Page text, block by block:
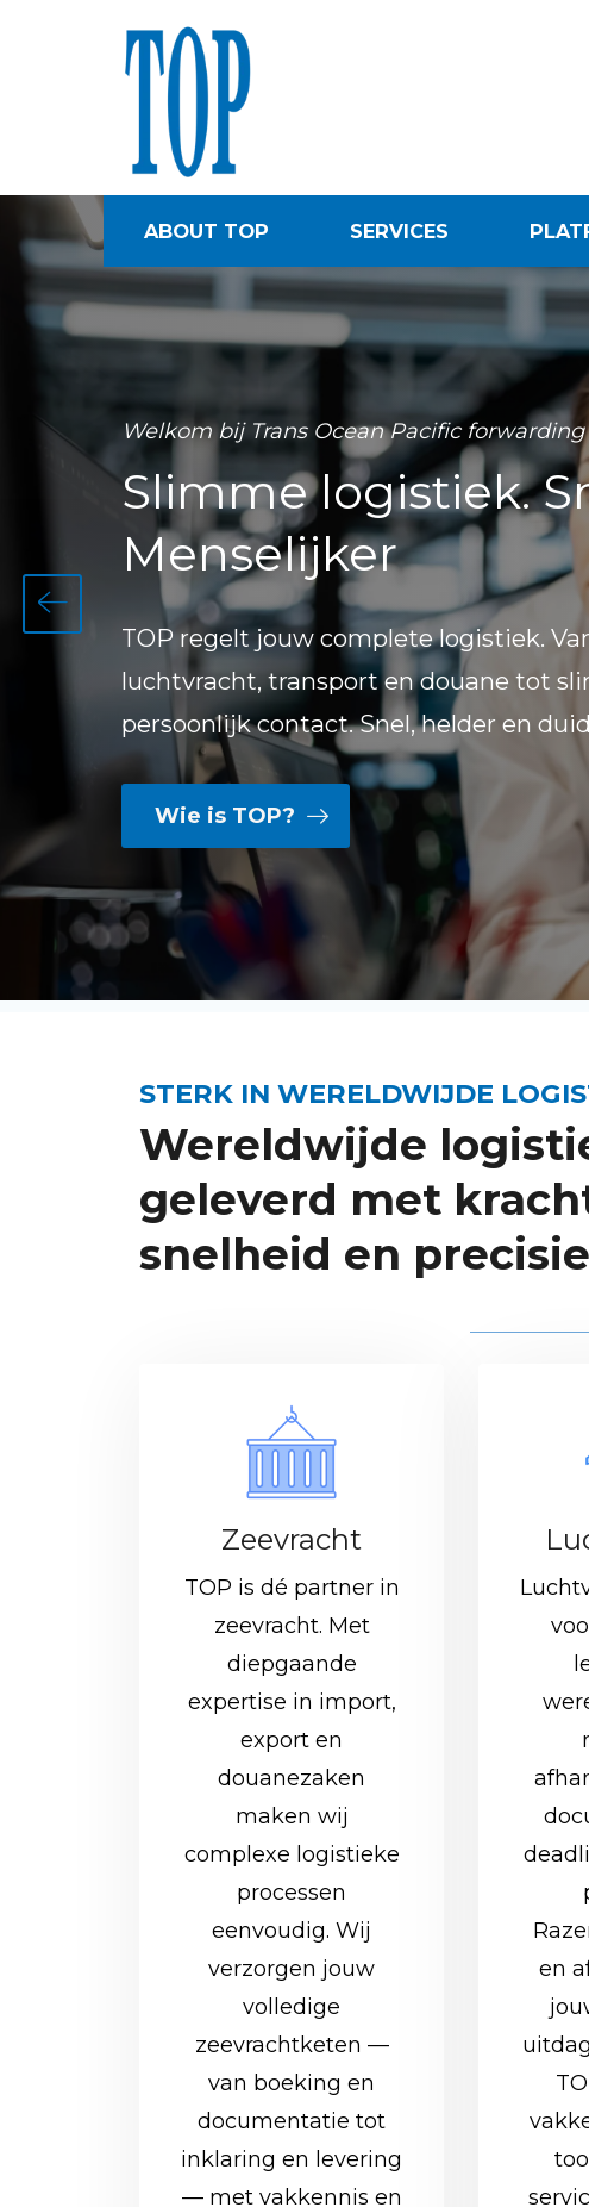
ABOUT TOP SERVICES
Welkom bij Trans Ocean Pacific forwarding
Slimme logistiek.
Menselijker
TOP regelt jouw complete logistiek.
luchtvracht, transport en douane tot
persoonlijk contact. Snel, helder en
Wie is TOP?
STERK IN WERELDWIJDE
Wereldwijde
geleverd met
snelheid en precisie
Zeevracht
TOP is dé partner in
zeevracht. Met
diepgaande
expertise in import,
export en
douanezaken
maken wij
complexe logistieke
processen
eenvoudig. Wij
verzorgen jouw
volledige
zeevrachtketen —
van boeking en
documentatie tot
inklaring en levering
— met vakkennis en
en